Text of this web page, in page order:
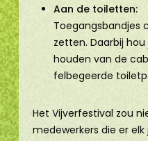
Aan de toiletten:
Toegangsbandjes
zetten. Daarbij
houden van de
felbegeerde
Het Vijverfestival zou
medewerkers die er